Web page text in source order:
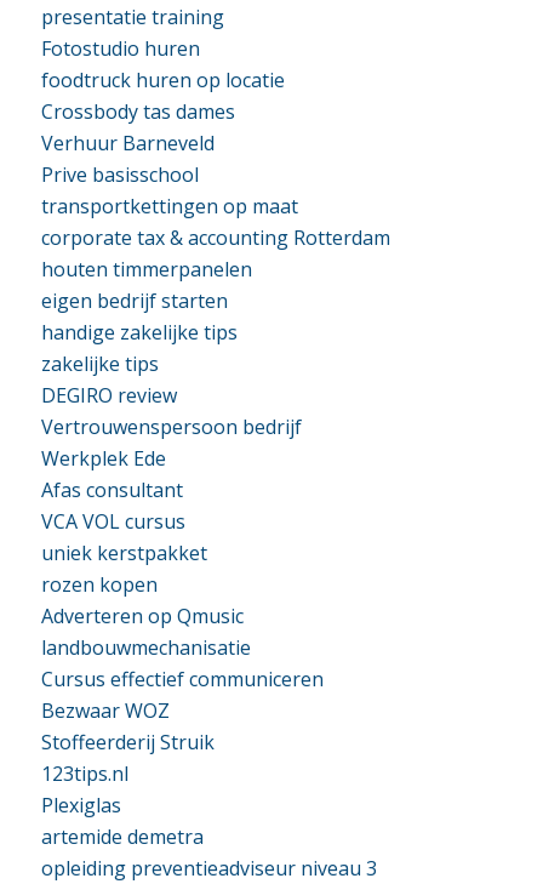
presentatie training
Fotostudio huren
foodtruck huren op locatie
Crossbody tas dames
Verhuur Barneveld
Prive basisschool
transportkettingen op maat
corporate tax & accounting Rotterdam
houten timmerpanelen
eigen bedrijf starten
handige zakelijke tips
zakelijke tips
DEGIRO review
Vertrouwenspersoon bedrijf
Werkplek Ede
Afas consultant
VCA VOL cursus
uniek kerstpakket
rozen kopen
Adverteren op Qmusic
landbouwmechanisatie
Cursus effectief communiceren
Bezwaar WOZ
Stoffeerderij Struik
123tips.nl
Plexiglas
artemide demetra
opleiding preventieadviseur niveau 3